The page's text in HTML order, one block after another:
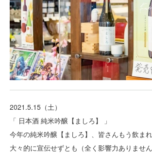
2021.5.15（土）
「 日本酒 純米吟醸【ましろ】 」
今年の純米吟醸【ましろ】、皆さんもう飲ま
大々的に宣伝せずとも（全く影響力ありませ